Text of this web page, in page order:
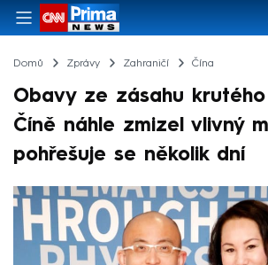
Domů Zprávy Zahraničí Čína
Obavy ze zásahu krutého
Číně náhle zmizel vlivný
pohřešuje se několik dní